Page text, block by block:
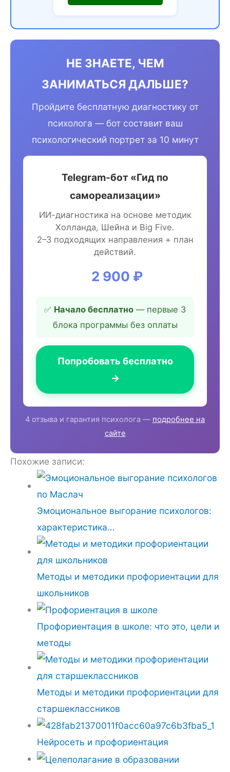
НЕ ЗНАЕТЕ, ЧЕМ
ЗАНИМАТЬСЯ ДАЛЬШЕ?
Пройдите бесплатную диагностику от
психолога — бот составит ваш
психологический портрет за 10 минут
Telegram-бот «Гид по
самореализации»
ИИ-диагностика на основе методик
Холланда, Шейна и Big Five.
2–3 подходящих направления + план
действий.
2 900 ₽
✅ Начало бесплатно — первые 3
блока программы без оплаты
Попробовать бесплатно
→
4 отзыва и гарантия психолога — подробнее на
сайте
Похожие записи:
Эмоциональное выгорание психологов:
характеристика…
Методы и методики профориентации для
школьников
Профориентация в школе: что это, цели и
методы
Методы и методики профориентации для
старшеклассников
Нейросеть и профориентация